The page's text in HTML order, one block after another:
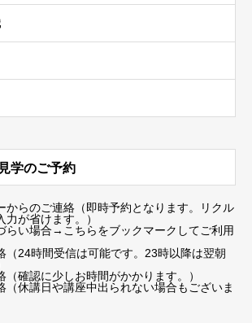
学のご予約
らのご連絡（即時予約となります。リクル
が省けます。）
らい場合→こちらをブックマーク してご利用
24時間受信は可能です。23時以降は翌朝
確認に少しお時間がかかります。）
休講日や講座中出られない場合もございま